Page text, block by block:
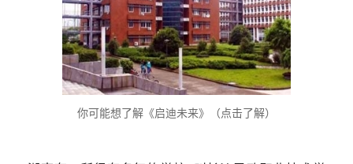
你可能想了解《启迪未来》（点击了解）